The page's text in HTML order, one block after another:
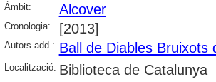
Àmbit: Alcover
Cronologia: [2013]
Autors add.: Ball de Diables Bruixots
Localització: Biblioteca de Catalunya